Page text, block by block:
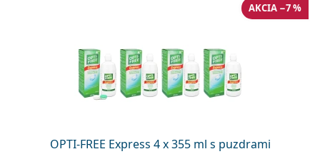
OPTI-FREE Express 4 x 355 ml s puzdrami
AKCIA −7 %